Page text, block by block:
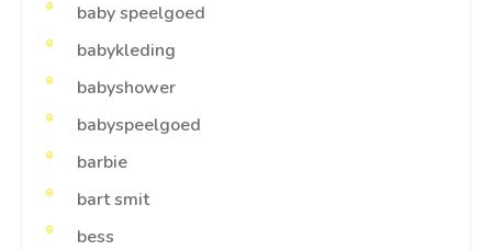
baby speelgoed
babykleding
babyshower
babyspeelgoed
barbie
bart smit
bess